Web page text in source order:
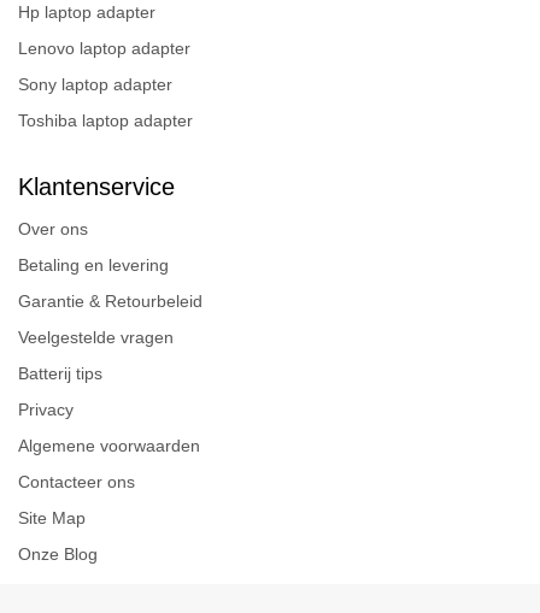
Hp laptop adapter
Lenovo laptop adapter
Sony laptop adapter
Toshiba laptop adapter
Klantenservice
Over ons
Betaling en levering
Garantie & Retourbeleid
Veelgestelde vragen
Batterij tips
Privacy
Algemene voorwaarden
Contacteer ons
Site Map
Onze Blog